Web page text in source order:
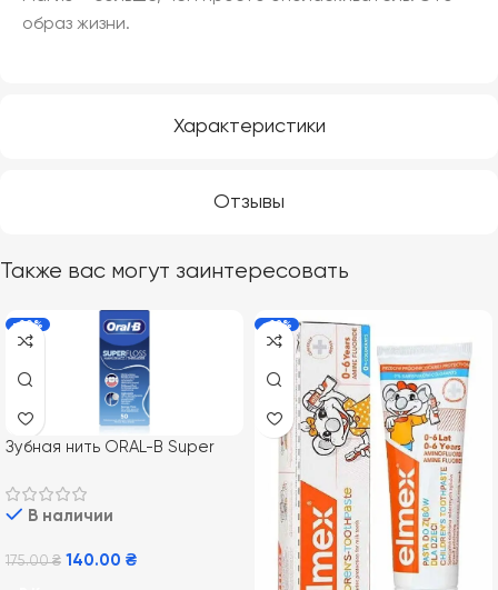
Характеристики
Отзывы
образ жизни.
Также вас могут заинтересовать
-20%
Зубная нить ORAL-B Super
В наличии
175.00₴ 140.00 ₴
-22%